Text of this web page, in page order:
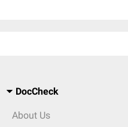
DocCheck
About Us